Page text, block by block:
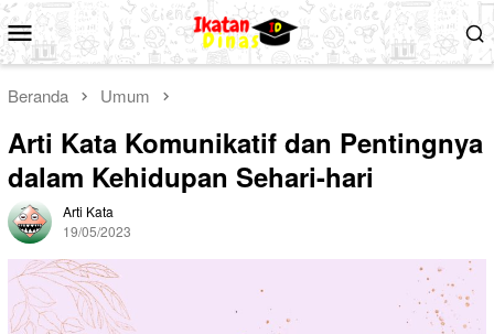
Loncat
ke
konten
Menu
Mobile
Beranda Umum
Arti Kata Komunikatif dan Pentingnya
dalam Kehidupan Sehari-hari
Arti Kata
19/05/2023